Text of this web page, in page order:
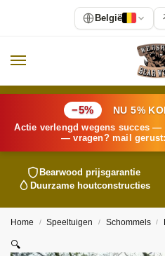
−5% NU 5%
Actie verlengd wegens succes —
— vragen? mail gerust:
Bearwood prijsgarantie
Duurzame houtconstructies
Home / Speeltuigen / Schommels /
🔍
België